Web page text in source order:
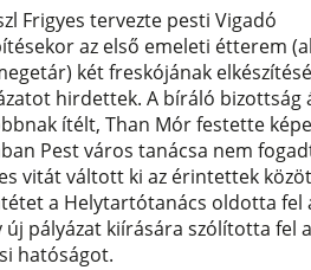
Frigyes tervezte pesti Vigadó
az első emeleti étterem
két freskójának
hirdettek. A bíráló bizottság
ítélt, Than Mór festette
Pest város tanácsa nem
vitát váltott ki az érintettek
a Helytartótanács oldotta fel
új pályázat kiírására szólította fel a
hatóságot.